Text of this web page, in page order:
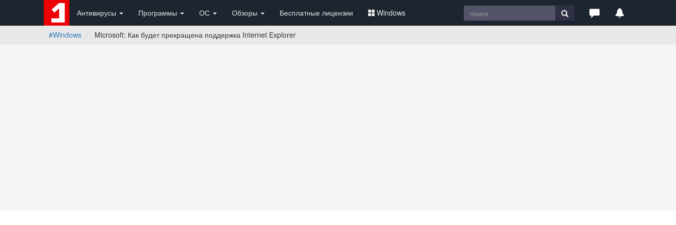
Антивирусы Программы ОС Обзоры Бесплатные лицензии Windows
#Windows Microsoft: Как будет прекращена поддержка Internet Explorer